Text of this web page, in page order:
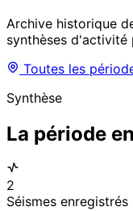
Archive historique
synthèses d'activité
Toutes les
Synthèse
La période
2
Séismes enregistrés